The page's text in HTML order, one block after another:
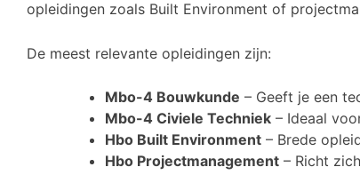
opleidingen zoals Built Environment of
De meest relevante opleidingen zijn:
Mbo-4 Bouwkunde – Geeft je een
Mbo-4 Civiele Techniek – Ideaal
Hbo Built Environment – Brede
Hbo Projectmanagement – Richt